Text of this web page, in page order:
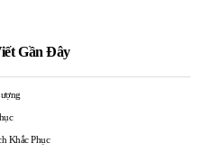
Gần Đây
Khắc Phục